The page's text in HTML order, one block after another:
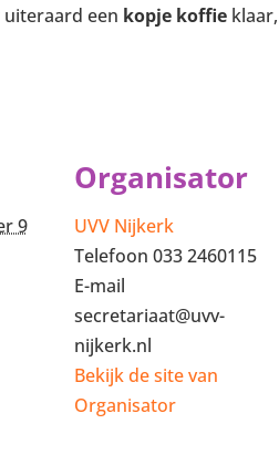
een kopje koffie
9
Organisator
UVV Nijkerk
Telefoon 033 2460115
E-mail
secretariaat@uvv-
nijkerk.nl
Bekijk de site van
Organisator